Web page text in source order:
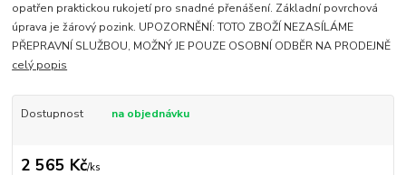
opatřen praktickou rukojetí pro snadné přenášení. Základní povrchová
úprava je žárový pozink. UPOZORNĚNÍ: TOTO ZBOŽÍ NEZASÍLÁME
PŘEPRAVNÍ SLUŽBOU, MOŽNÝ JE POUZE OSOBNÍ ODBĚR NA PRODEJNĚ
celý popis
Dostupnost na objednávku
2 565 Kč/ks